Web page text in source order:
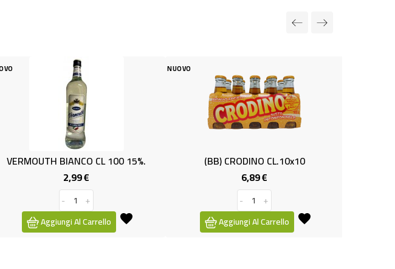
CL 100 15%.
NUOVO
(BB) CRODINO CL.10x10
Aggiungi Al Carrello
VINO BIANCO IGT ML
Aggiungi Al Carrello